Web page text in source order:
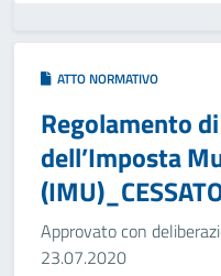
ATTO NORMATIVO
Regolamento
dell’Imposta
Approvato con
23.07.2020